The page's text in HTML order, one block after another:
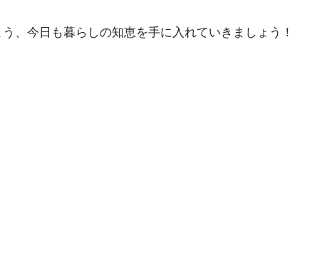
、今日も暮らしの知恵を手に入れていきましょう！